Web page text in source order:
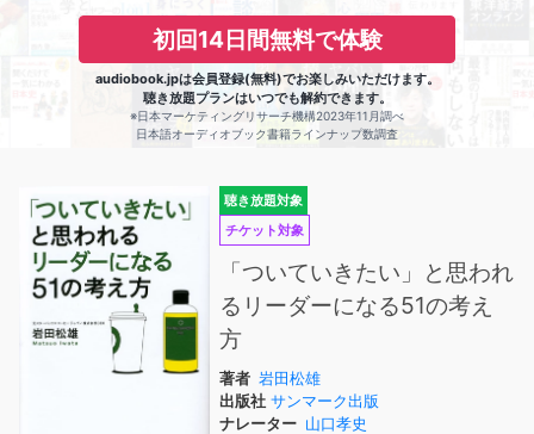
初回14日間無料で体験
audiobook.jpは会員登録(無料)でお楽しみいただけます。
聴き放題プランはいつでも解約できます。
※日本マーケティングリサーチ機構2023年11月調べ
日本語オーディオブック書籍ラインナップ数調査
聴き放題対象
チケット対象
「ついていきたい」と思われ
るリーダーになる51の考え
方
著者 岩田松雄
出版社 サンマーク出版
ナレーター 山口孝史